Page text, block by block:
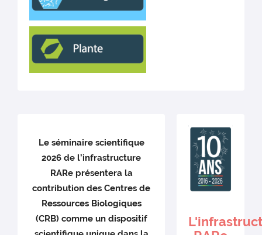
Le séminaire scientifique
2026 de l’infrastructure
RARe présentera la
contribution des Centres de
Ressources Biologiques
(CRB) comme un dispositif